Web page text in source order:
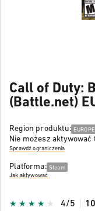
Call of Duty:
(Battle.net)
Region produktu: EUROPE
Nie możesz
Sprawdź ograniczenia
Platforma: Steam
Jak aktywować
4/5 10